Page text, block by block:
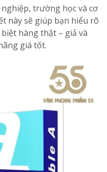
trường học và cơ
này sẽ giúp bạn hiểu rõ
hàng thật – giả và
giá tốt.